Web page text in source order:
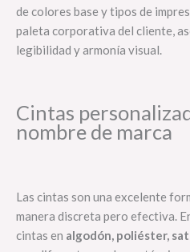
de colores base y tipos de
paleta corporativa del cliente,
legibilidad y armonía visual.
Cintas
nombre de marca
Las cintas son una excelente
manera discreta pero efectiva.
cintas en algodón, poliéster,